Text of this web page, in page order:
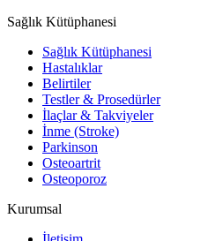
Sağlık Kütüphanesi
Sağlık Kütüphanesi
Hastalıklar
Belirtiler
Testler & Prosedürler
İlaçlar & Takviyeler
İnme (Stroke)
Parkinson
Osteoartrit
Osteoporoz
Kurumsal